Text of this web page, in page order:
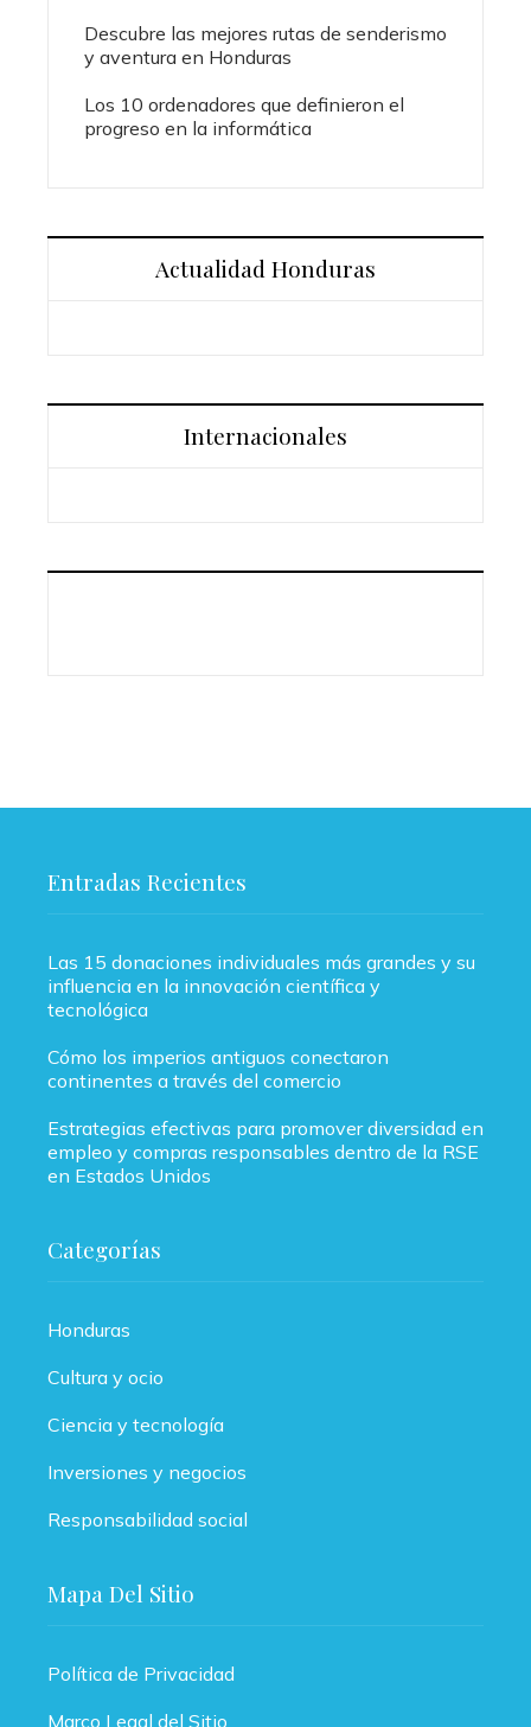
Descubre las mejores rutas de senderismo
y aventura en Honduras
Los 10 ordenadores que definieron el
progreso en la informática
Actualidad Honduras
Internacionales
Entradas Recientes
Las 15 donaciones individuales más grandes y su
influencia en la innovación científica y
tecnológica
Cómo los imperios antiguos conectaron
continentes a través del comercio
Estrategias efectivas para promover diversidad en
empleo y compras responsables dentro de la RSE
en Estados Unidos
Categorías
Honduras
Cultura y ocio
Ciencia y tecnología
Inversiones y negocios
Responsabilidad social
Mapa Del Sitio
Política de Privacidad
Marco Legal del Sitio